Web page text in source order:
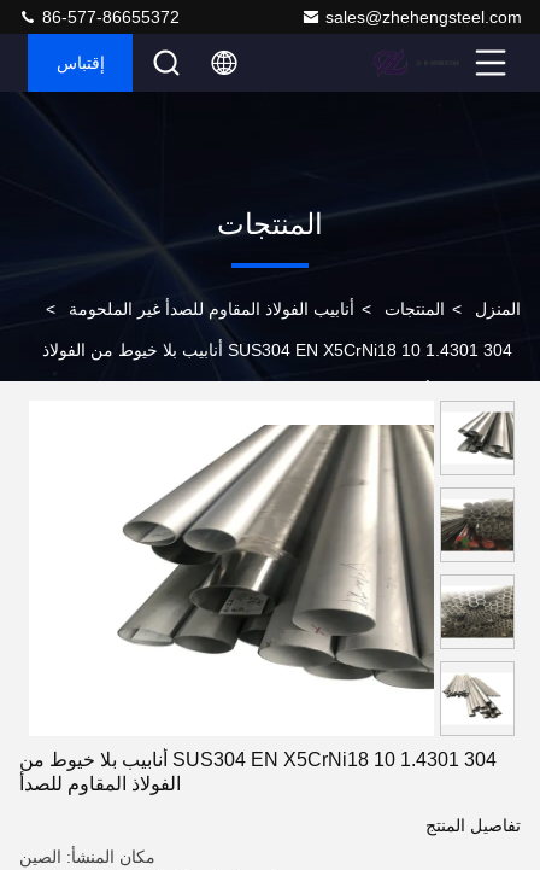
sales@zhehengsteel.com
86-577-86655372
إقتباس
المنتجات
المنزل > المنتجات > أنابيب الفولاذ المقاوم للصدأ غير الملحومة >
SUS304 EN X5CrNi18 10 1.4301 304 أنابيب بلا خيوط من الفولاذ
SUS304 EN X5CrNi18 10 1.4301 304 أنابيب بلا خيوط من
الفولاذ المقاوم للصدأ
تفاصيل المنتج
مكان المنشأ: الصين